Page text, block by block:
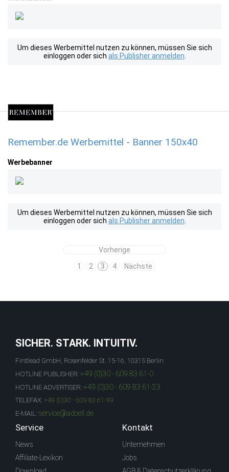
Um dieses Werbemittel nutzen zu können, müssen Sie sich
einloggen oder sich als Publisher anmelden
Remember.de Werbemittel - Banner 150x40
Werbebanner
Um dieses Werbemittel nutzen zu können, müssen Sie sich
einloggen oder sich als Publisher anmelden
Vorherige
1
2 3 4 Nächste
SICHER. STARK. INTUITIV.
Firstlead GmbH, Rosenfelder St. 15-16, 10315 Berlin
HOTLINE PUBLISHER: +49 (0)30 - 609 83 61-0
HOTLINE ADVERTISER: +49 (0)30 - 609 83 61-23
TELEFAX: +49 (0)30 - 609 83 61-99
E-MAIL: service@adcell.de
Service
News
Affiliate-Lexikon
Kontakt
Unternehmen
Jobs